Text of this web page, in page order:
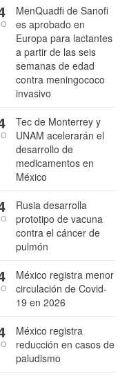
MenQuadfi de Sanofi
es aprobado en
Europa para lactantes
a partir de las seis
semanas de edad
contra meningococo
invasivo
Tec de Monterrey y
UNAM acelerarán el
desarrollo de
medicamentos en
México
Rusia desarrolla
prototipo de vacuna
contra el cáncer de
pulmón
México registra menor
circulación de Covid-
19 en 2026
México registra
reducción en casos de
paludismo